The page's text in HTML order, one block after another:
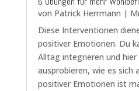
von Patrick Herrmann |
Diese Interventionen
positiver Emotionen. Du
Alltag integrieren und hier
ausprobieren, wie es sich
positiver Emotionen ist